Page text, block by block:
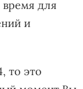
время для
и
то это